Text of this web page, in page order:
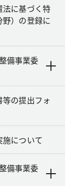
法に基づく特
）の登録に
備事業委
の提出フォ
について
備事業委